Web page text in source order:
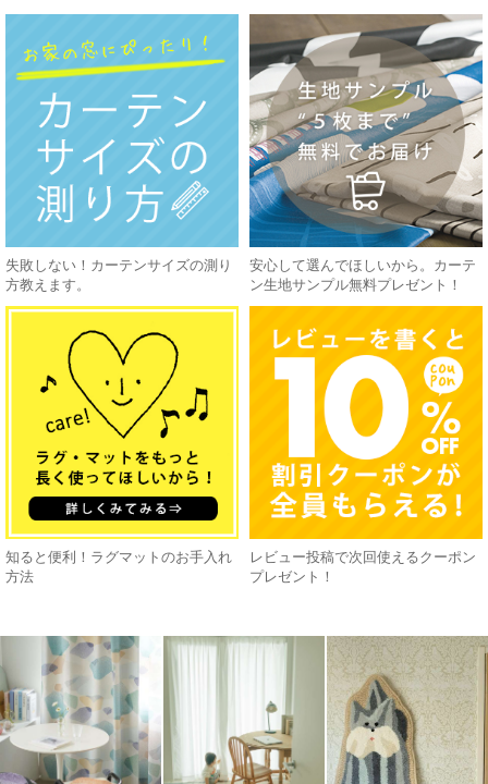
失敗しない！カーテンサイズの測り
方教えます。
安心して選んでほしいから。カーテ
ン生地サンプル無料プレゼント！
知ると便利！ラグマットのお手入れ
方法
レビュー投稿で次回使えるクーポン
プレゼント！